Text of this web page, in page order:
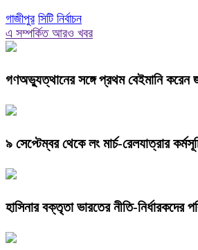
গাজীপুর সিটি নির্বাচন
এ সম্পর্কিত আরও খবর
গণঅভ্যুত্থানের সঙ্গে প্রথম বেইমানি করেন
৯ সেপ্টেম্বর থেকে লং মার্চ-রেলযাত্রার
হাসিনার বক্তৃতা ভারতের নীতি-নির্ধারকদের